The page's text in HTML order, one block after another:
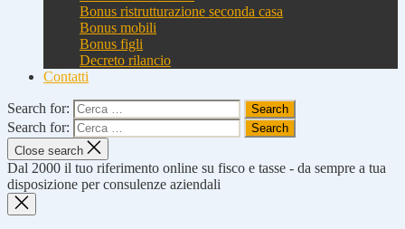
Bonus ristrutturazione seconda casa
Bonus mobili
Bonus figli
Decreto rilancio
Contatti
Search for:
Search for:
Close search
Dal 2000 il tuo riferimento online su fisco e tasse - da sempre a tua
disposizione per consulenze aziendali